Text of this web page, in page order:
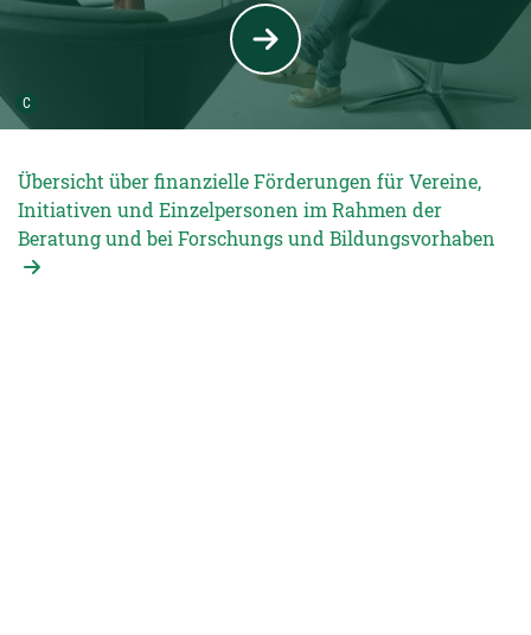
C
Übersicht über finanzielle Förderungen für Vereine,
Initiativen und Einzelpersonen im Rahmen der
Beratung und bei Forschungs und Bildungsvorhaben